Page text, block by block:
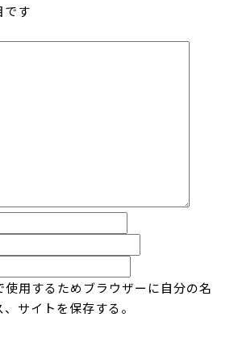
です
使用するためブラウザーに自分の名
サイトを保存する。